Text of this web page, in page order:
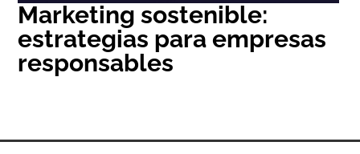
Marketing sostenible:
estrategias para empresas
responsables